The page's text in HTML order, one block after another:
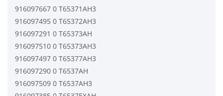
916097667 0 T65371AH3
916097495 0 T65372AH3
916097291 0 T65373AH
916097510 0 T65373AH3
916097497 0 T65377AH3
916097290 0 T6537AH
916097509 0 T6537AH3